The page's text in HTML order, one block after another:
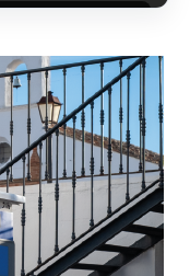
2026